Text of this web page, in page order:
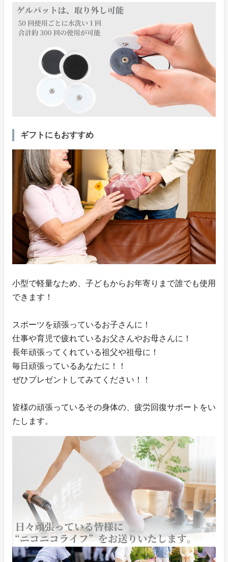
ギフトにもおすすめ
小型で軽量なため、子どもからお年寄りまで誰でも使用
できます！
スポーツを頑張っているお子さんに！
仕事や育児で疲れているお父さんやお母さんに！
長年頑張ってくれている祖父や祖母に！
毎日頑張っているあなたに！！
ぜひプレゼントしてみてください！！
皆様の頑張っているその身体の、疲労回復サポートをい
たします。